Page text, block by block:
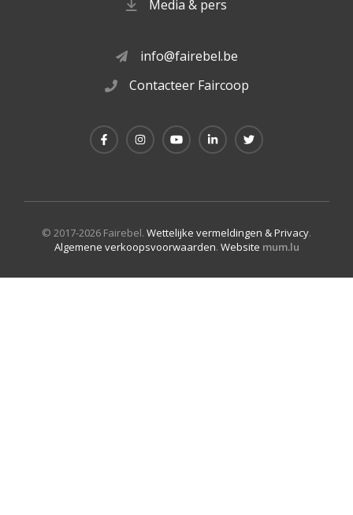
Media & pers
info@fairebel.be
Contacteer Faircoop
© 2017-2026 Fairebel. Wettelijke vermeldingen & Privacy.
Algemene verkoopsvoorwaarden. Website mum.lu